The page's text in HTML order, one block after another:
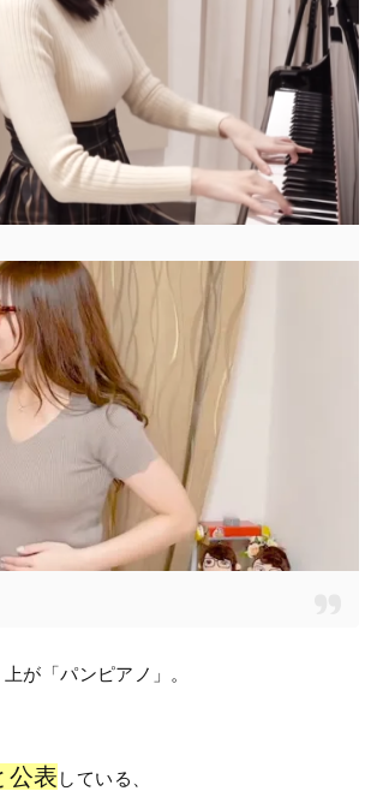
が「パンピアノ」。
公表 している、